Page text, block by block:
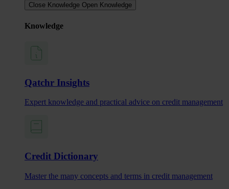
Close Knowledge Open Knowledge
Knowledge
Qatchr Insights
Expert knowledge and practical advice on credit management
Credit Dictionary
Master the many concepts and terms in credit management